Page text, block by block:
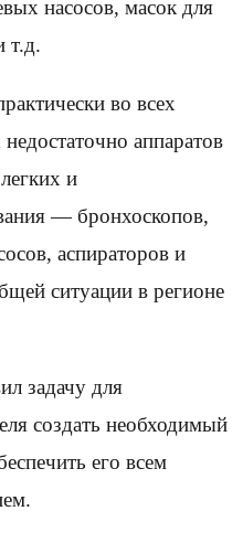
насосов, масок для
т.д.
во всех
аппаратов
и
— бронхоскопов,
аспираторов и
ситуации в регионе
задачу для
создать необходимый
его всем